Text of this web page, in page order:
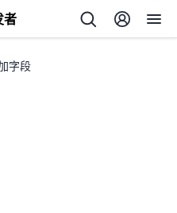
者
字段